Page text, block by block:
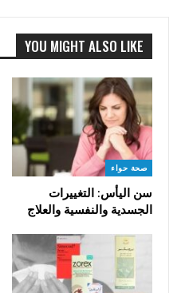
YOU MIGHT ALSO LIKE
صحة حواء
سن اليأس: التغييرات
الجسدية والنفسية والعلاج